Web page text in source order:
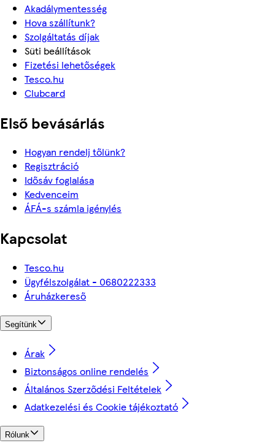
Akadálymentesség
Hova szállítunk?
Szolgáltatás díjak
Süti beállítások
Fizetési lehetőségek
Tesco.hu
Clubcard
Első bevásárlás
Hogyan rendelj tőlünk?
Regisztráció
Idősáv foglalása
Kedvenceim
ÁFÁ-s számla igénylés
Kapcsolat
Tesco.hu
Ügyfélszolgálat - 0680222333
Áruházkereső
Segítünk
Árak
Biztonságos online rendelés
Általános Szerződési Feltételek
Adatkezelési és Cookie tájékoztató
Rólunk